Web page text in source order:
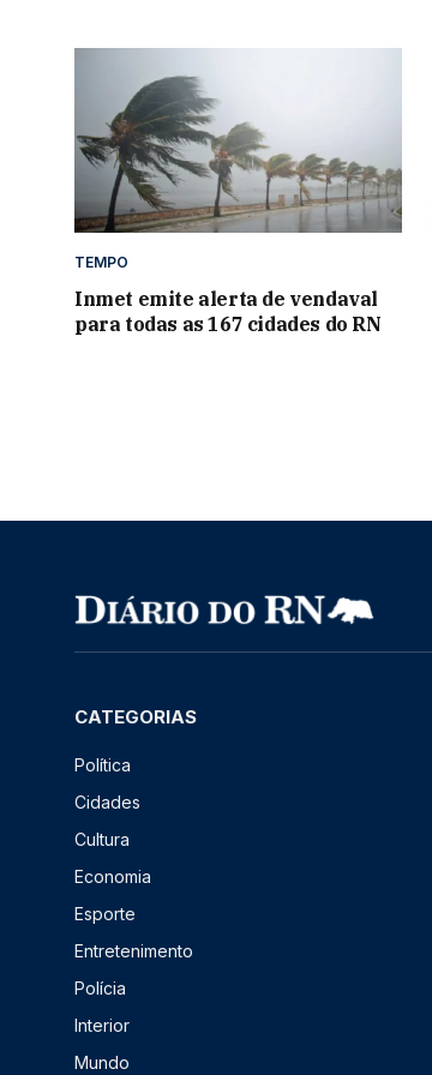
TEMPO
Inmet emite alerta de vendaval
para todas as 167 cidades do RN
CATEGORIAS
Política
Cidades
Cultura
Economia
Esporte
Entretenimento
Polícia
Interior
Mundo